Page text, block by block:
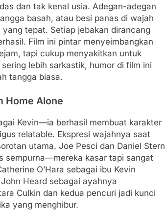
dan tak kenal usia. Adegan-adegan
basah, atau besi panas di wajah
tepat. Setiap jebakan dirancang
Film ini pintar menyeimbangkan
tapi cukup menyakitkan untuk
lebih sarkastik, humor di film ini
tangga biasa.
Home Alone
Kevin—ia berhasil membuat karakter
relatable. Ekspresi wajahnya saat
utama. Joe Pesci dan Daniel Stern
sempurna—mereka kasar tapi sangat
O’Hara sebagai ibu Kevin
Heard sebagai ayahnya
Culkin dan kedua pencuri jadi kunci
yang menghibur.